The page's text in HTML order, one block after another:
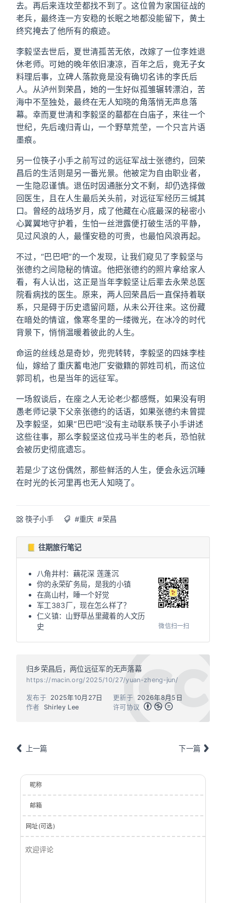
去。再后来连坟茔都找不到了。这位曾为家国征战的
老兵，最终连一方安稳的长眠之地都没能留下，黄土
终究掩去了他所有的痕迹。
李毅坚去世后，夏世清孤苦无依，改嫁了一位李姓退
休老师。可她的晚年依旧凄凉，百年之后，竟无子女
料理后事，立碑人落款竟是没有确切名讳的李氏后
人。从泸州到荣昌，她的一生好似孤雏辗转漂泊，苦
海中不至独处，最终在无人知晓的角落悄无声息落
幕。幸而夏世清和李毅坚的墓都在白庙子，来往一个
世纪，先后魂归青山，一个野草荒茔，一个只言片语
墨痕。
另一位筷子小手之前写过的远征军战士张德约，回荣
昌后的生活则是另一番光景。他被定为自由职业者，
一生隐忍谨慎。退伍时因通胀分文不剩，却仍选择做
回医生，且在人生最后关头前，对远征军经历三缄其
口。曾经的战场岁月，成了他藏在心底最深的秘密小
心翼翼地守护着，生怕一丝泄露便打破生活的平静，
见过风浪的人，最懂安稳的可贵，也最怕风浪再起。
不过，“巴巴吧”的一个发现，让我们窥见了李毅坚与
张德约之间隐秘的情谊。他把张德约的照片拿给家人
看，有人认出，这正是当年李毅坚让后辈去永荣总医
院看病找的医生。原来，两人回荣昌后一直保持着联
系，只是碍于历史遗留问题，从未公开往来。这份藏
在暗处的情谊，像寒冬里的一缕微光，在冰冷的时代
背景下，悄悄温暖着彼此的人生。
命运的丝线总是奇妙，兜兜转转，李毅坚的四妹李桂
仙，嫁给了重庆蓄电池厂安徽籍的郭姓司机，而这位
郭司机，也是当年的远征军。
一场叙谈后，在座之人无论老少都感慨，如果没有明
愚老师记录下父亲张德约的话语，如果张德约未曾提
及李毅坚，如果“巴巴吧”没有主动联系筷子小手讲述
这些往事，那么李毅坚这位戎马半生的老兵，恐怕就
会被历史彻底遗忘。
若是少了这份偶然，那些鲜活的人生，便会永远沉睡
在时光的长河里再也无人知晓了。
筷子小手 #重庆 #荣昌
📒 往期旅行笔记
八角井村：藕花深 莲蓬沉
你的永荣矿务局，是我的小镇
在高山村，睡一个好觉
军工383厂，现在怎么样了？
仁义镇：山野草丛里藏着的人文历
史
微信扫一扫
归乡荣昌后，两位远征军的无声落幕
https://macin.org/2025/10/27/yuan-zheng-jun/
作者 Shirley Lee
发布于 2025年10月27日 更新于
2026年8月5日
许可协议
上一篇 下一篇
昵称
邮箱
网址(可选)